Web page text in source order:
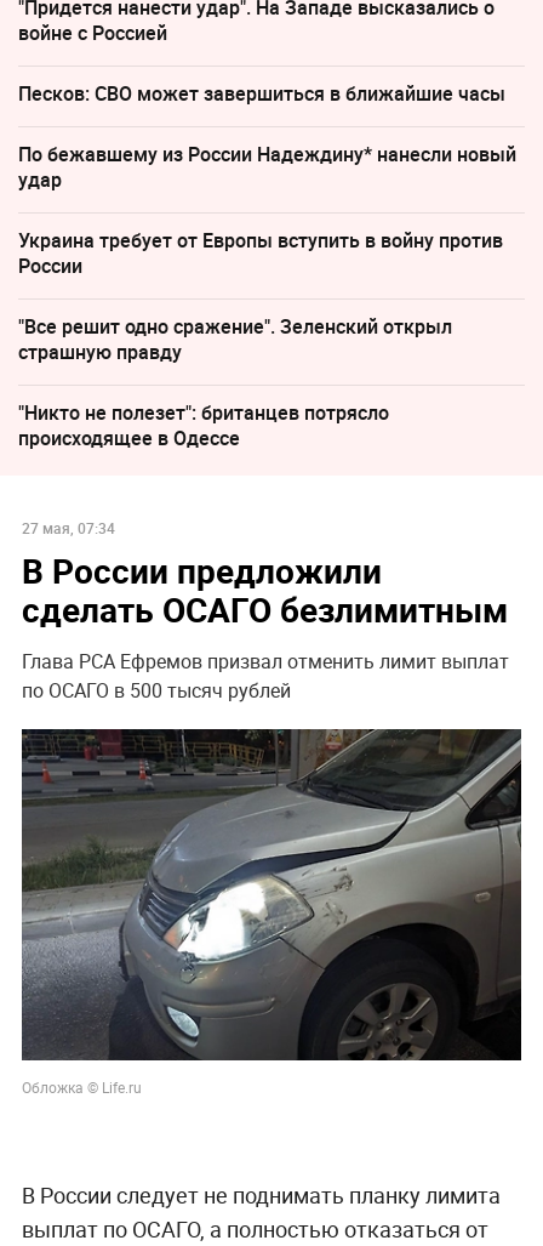
"Придется нанести удар". На Западе высказались о
войне с Россией
Песков: СВО может завершиться в ближайшие часы
По бежавшему из России Надеждину* нанесли новый
удар
Украина требует от Европы вступить в войну против
России
"Все решит одно сражение". Зеленский открыл
страшную правду
"Никто не полезет": британцев потрясло
происходящее в Одессе
27 мая, 07:34
В России предложили
сделать ОСАГО безлимитным
Глава РСА Ефремов призвал отменить лимит выплат
по ОСАГО в 500 тысяч рублей
Обложка © Life.ru
В России следует не поднимать планку лимита
выплат по ОСАГО, а полностью отказаться от